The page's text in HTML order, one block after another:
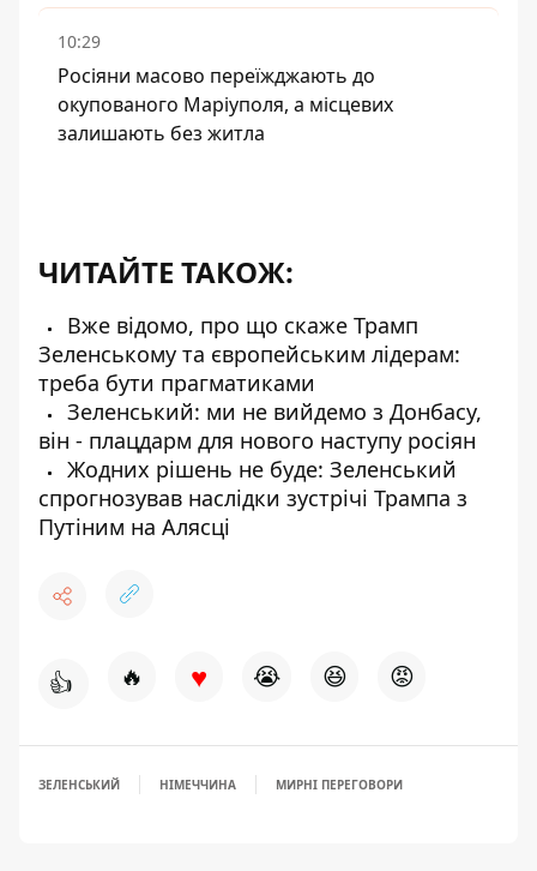
10:29
Росіяни масово переїжджають до
окупованого Маріуполя, а місцевих
залишають без житла
ЧИТАЙТЕ ТАКОЖ:
Вже відомо, про що скаже Трамп
Зеленському та європейським лідерам:
треба бути прагматиками
Зеленський: ми не вийдемо з Донбасу,
він - плацдарм для нового наступу росіян
Жодних рішень не буде: Зеленський
спрогнозував наслідки зустрічі Трампа з
Путіним на Алясці
👍 🔥 ♥ 😭 😆 😡
ЗЕЛЕНСЬКИЙ НІМЕЧЧИНА МИРНІ ПЕРЕГОВОРИ